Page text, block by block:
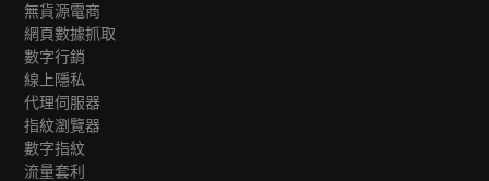
無貨源電商
網頁數據抓取
數字行銷
線上隱私
代理伺服器
指紋瀏覽器
數字指紋
流量套利